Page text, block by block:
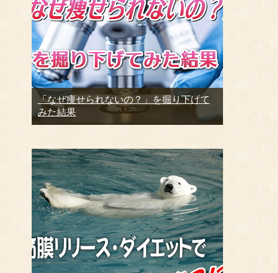
「なぜ痩せられないの？」を掘り下げて
みた結果